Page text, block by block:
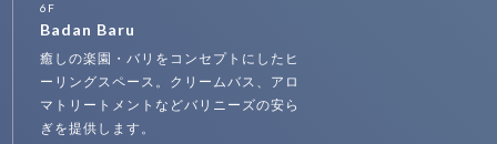
6F
Badan Baru
癒しの楽園・バリをコンセプトにしたヒ
ーリングスペース。クリームバス、アロ
マトリートメントなどバリニーズの安ら
ぎを提供します。